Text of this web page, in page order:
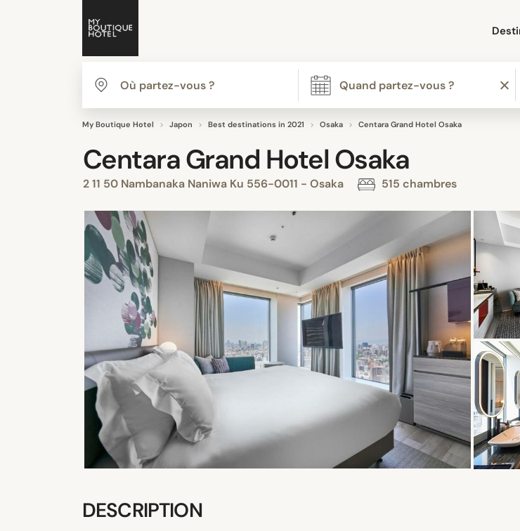
My Boutique Hotel Japon Best destinations in 2021 Osaka Centara Grand Hotel Osaka
Centara Grand Hotel Osaka
2 11 50 Nambanaka Naniwa Ku 556-0011 - Osaka 515 chambres
DESCRIPTION